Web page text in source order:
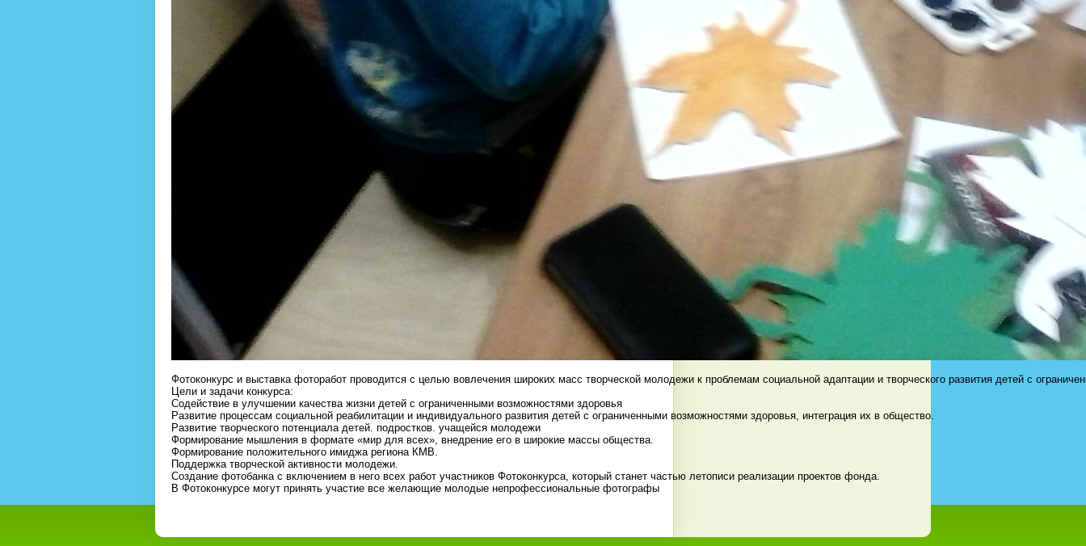
Фотоконкурс и выставка фоторабот проводится с целью вовлечения широких масс творческой молодежи к проблемам социальной адаптации и творческого развития детей с
Цели и задачи конкурса:
Содействие в улучшении качества жизни детей с ограниченными возможностями здоровья
Развитие процессам социальной реабилитации и индивидуального развития детей с ограниченными возможностями здоровья, интеграция их в общество.
Развитие творческого потенциала детей. подростков. учащейся молодежи
Формирование мышления в формате «мир для всех», внедрение его в широкие массы общества.
Формирование положительного имиджа региона КМВ.
Поддержка творческой активности молодежи.
Создание фотобанка с включением в него всех работ участников Фотоконкурса, который станет частью летописи реализации проектов фонда.
В Фотоконкурсе могут принять участие все желающие молодые непрофессиональные фотографы